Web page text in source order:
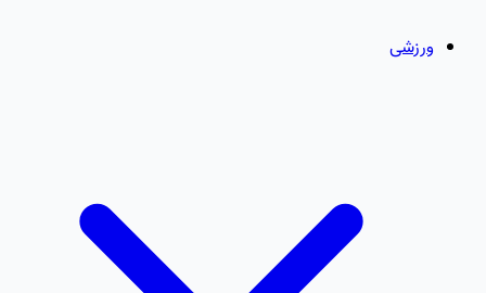
ورزشی